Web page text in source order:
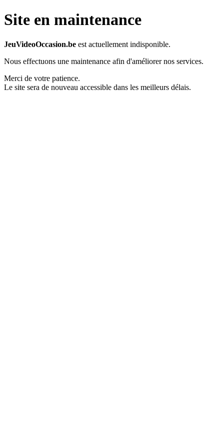
Site en maintenance
JeuVideoOccasion.be est actuellement indisponible.
Nous effectuons une maintenance afin d'améliorer nos services.
Merci de votre patience.
Le site sera de nouveau accessible dans les meilleurs délais.